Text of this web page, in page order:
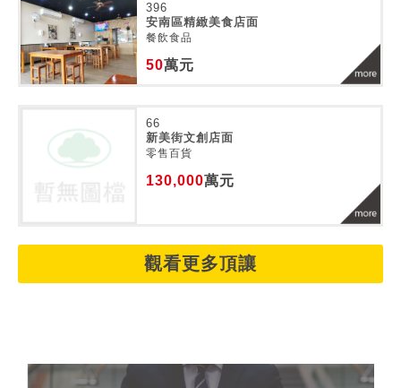
396
安南區精緻美食店面
餐飲食品
50萬元
66
新美街文創店面
零售百貨
130,000萬元
觀看更多頂讓